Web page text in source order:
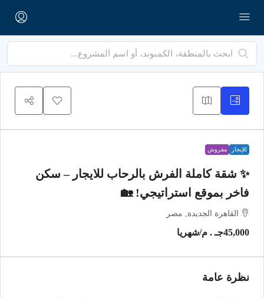
للإيجار مفروش
✨ شقة كاملة الفرش بالرحاب للايجار – سكن
فاخر بموقع استراتيجي! 🏡
القاهرة الجديدة, مصر
45,000جـ . م /شهريا
نظرة عامة